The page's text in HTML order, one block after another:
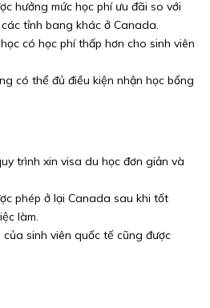
hưởng mức học phí ưu đãi so với
tỉnh bang khác ở Canada.
có học phí thấp hơn cho sinh viên
có thể đủ điều kiện nhận học bổng
trình xin visa du học đơn giản và
phép ở lại Canada sau khi tốt
làm.
sinh viên quốc tế cũng được